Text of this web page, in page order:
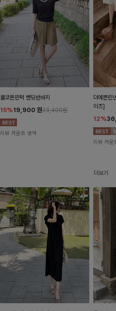
쿨코튼핀턱 밴딩반바지
15%19,900 원23,400원
리뷰 카운트 영역
더예쁜린
이즈]
12%
리뷰 카운
더보기